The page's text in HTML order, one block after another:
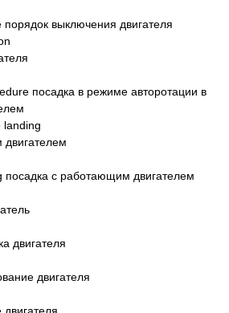
выключения двигателя
посадка в режиме авторотации в
landing
двигателем
посадка с работающим двигателем
двигателя
двигателя